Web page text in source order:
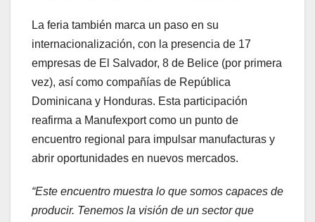
La feria también marca un paso en su
internacionalización, con la presencia de 17
empresas de El Salvador, 8 de Belice (por primera
vez), así como compañías de República
Dominicana y Honduras. Esta participación
reafirma a Manufexport como un punto de
encuentro regional para impulsar manufacturas y
abrir oportunidades en nuevos mercados.
“Este encuentro muestra lo que somos capaces de
producir. Tenemos la visión de un sector que